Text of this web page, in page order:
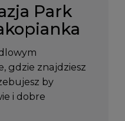
Park
gdzie znajdziesz
by
i dobre